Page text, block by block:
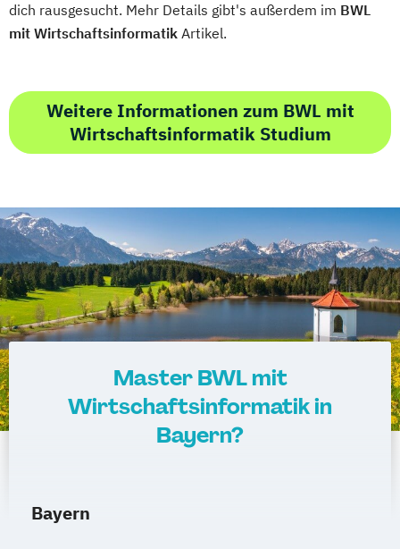
dich rausgesucht. Mehr Details gibt's außerdem im BWL
mit Wirtschaftsinformatik Artikel.
Weitere Informationen zum BWL mit
Wirtschaftsinformatik Studium
Master BWL mit
Wirtschaftsinformatik in
Bayern?
Bayern